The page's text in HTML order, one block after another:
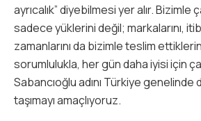
ayrıcalık” diyebilmesi yer alır. Bizimle
sadece yüklerini değil; markalarını,
zamanlarını da bizimle teslim
sorumlulukla, her gün daha iyisi için
Sabancıoğlu adını Türkiye genelinde
taşımayı amaçlıyoruz.